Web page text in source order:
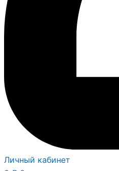
Личный кабинет